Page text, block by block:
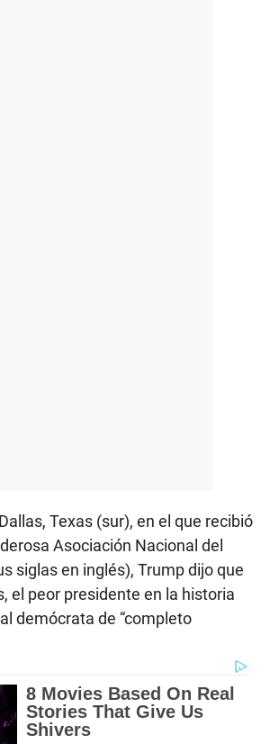
Texas (sur), en el que recibió
Asociación Nacional del
siglas en inglés), Trump dijo que
el peor presidente en la historia
demócrata de “completo